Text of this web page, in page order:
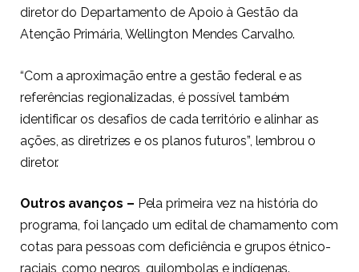
diretor do Departamento de Apoio à Gestão da
Atenção Primária, Wellington Mendes Carvalho.
“Com a aproximação entre a gestão federal e as
referências regionalizadas, é possível também
identificar os desafios de cada território e alinhar as
ações, as diretrizes e os planos futuros”, lembrou o
diretor.
Outros avanços – Pela primeira vez na história do
programa, foi lançado um edital de chamamento com
cotas para pessoas com deficiência e grupos étnico-
raciais, como negros, quilombolas e indígenas.